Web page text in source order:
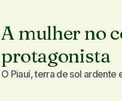
A mulher no
protagonista
O Piauí, terra de sol